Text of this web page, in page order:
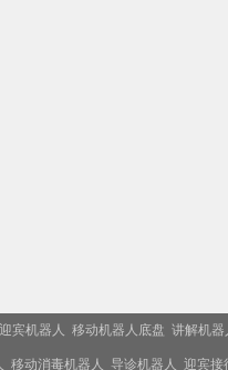
迎宾机器人 移动机器人底盘 讲解机器
移动消毒机器人 导诊机器人 迎宾接